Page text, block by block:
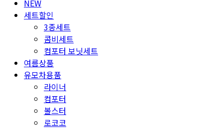
NEW
세트할인
3종세트
콤비세트
컴포터 보닛세트
여름상품
유모차용품
라이너
컴포터
볼스터
로코코